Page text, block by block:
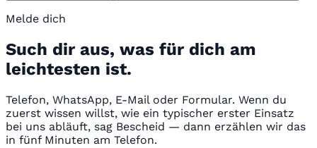
Melde dich
Such dir aus, was für dich am
leichtesten ist.
Telefon, WhatsApp, E-Mail oder Formular. Wenn du
zuerst wissen willst, wie ein typischer erster Einsatz
bei uns abläuft, sag Bescheid — dann erzählen wir das
in fünf Minuten am Telefon.